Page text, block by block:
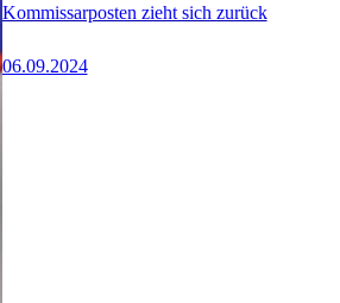
Kommissarposten zieht sich zurück
06.09.2024